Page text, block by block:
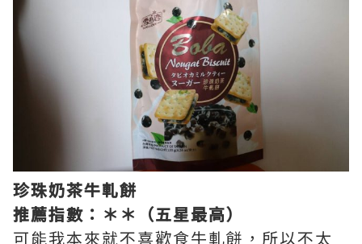
珍珠奶茶牛軋餅
推薦指數：＊＊（五星最高）
可能我本來就不喜歡食牛軋餅，所以不太